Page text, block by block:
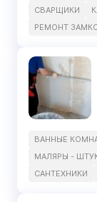
СВАРЩИКИ
РЕМОНТ
ВАННЫЕ
МАЛЯРЫ -
САНТЕХНИКИ